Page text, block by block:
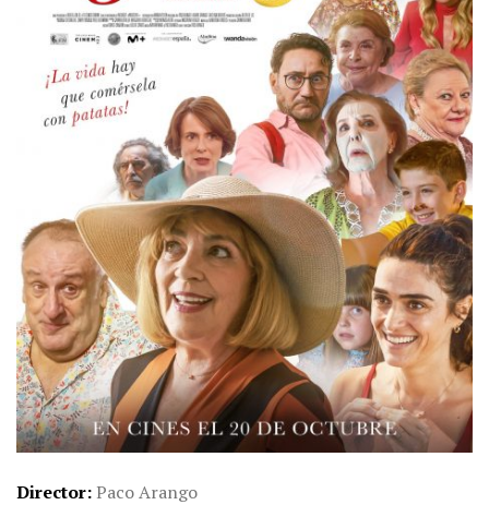
Director Paco Arango